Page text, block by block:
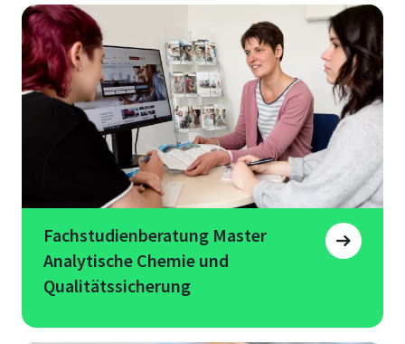
Fachstudienberatung Master
Analytische Chemie und
Qualitätssicherung